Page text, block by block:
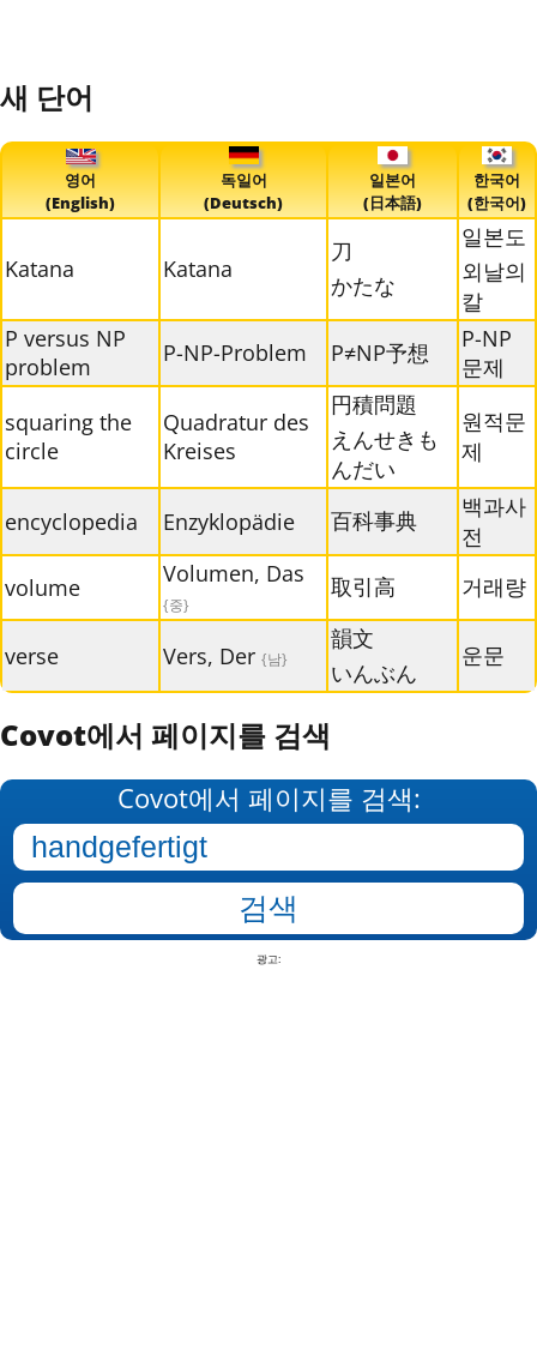
새 단어
영어
(English)
독일어
(Deutsch)
일본어
(日本語)
한국어
(한국어)
Katana Katana
刀
かたな
일본도
외날의
칼
P versus NP
problem
P-NP-Problem P≠NP予想
P-NP
문제
squaring the
circle
Quadratur des
Kreises
円積問題
えんせきも
んだい
원적문
제
encyclopedia Enzyklopädie 百科事典
백과사
전
volume
Volumen, Das
{중}
取引高 거래량
verse Vers, Der {남}
韻文
いんぶん
운문
Covot에서 페이지를 검색
Covot에서 페이지를 검색:
광고: